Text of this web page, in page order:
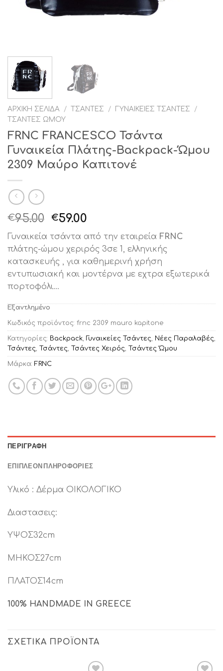
ΑΡΧΙΚΉ ΣΕΛΊΔΑ / ΤΣΆΝΤΕΣ / ΓΥΝΑΙΚΕΊΕΣ ΤΣΆΝΤΕΣ
/
ΤΣΆΝΤΕΣ ΏΜΟΥ
FRNC FRANCESCO Τσάντα
Γυναικεία Πλάτης-Backpack-Ώμου
2309 Μαύρο Καπιτονέ
€95.00 Original
price
was:
€95.00.
€59.00
τρέχουσα
τιμή
είναι:
€59.00.
Γυναικεία τσάντα από την εταιρεία FRNC
πλάτης-ώμου χεριρός 3σε 1, ελληνικής
κατασκευής , για καθημερινή χρήση
εντυπωσιακή και μοντέρνα με εχτρα εξωτερικά
πορτοφόλι…
Εξαντλημένο
Κωδικός προϊόντος: frnc 2309 mauro kapitone
Κατηγορίες: Backpack, Γυναικείες Τσάντες, Νέες Παραλαβές,
Τσάντες, Τσάντες, Τσάντες Χειρός, Τσάντες Ώμου
Μάρκα: FRNC
ΠΕΡΙΓΡΑΦΉ
ΕΠΙΠΛΈΟΝ ΠΛΗΡΟΦΟΡΊΕΣ
Υλικό : Δέρμα ΟΙΚΟΛΟΓΙΚΟ
Διαστασεις:
ΥΨΟΣ32cm
ΜΗΚΟΣ27cm
ΠΛΑΤΟΣ14cm
100% HANDMADE IN GREECE
ΣΧΕΤΙΚΆ ΠΡΟΪΌΝΤΑ